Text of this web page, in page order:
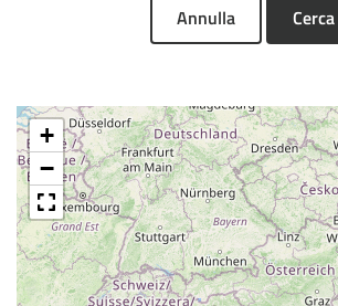
Annulla Cerca
+
−